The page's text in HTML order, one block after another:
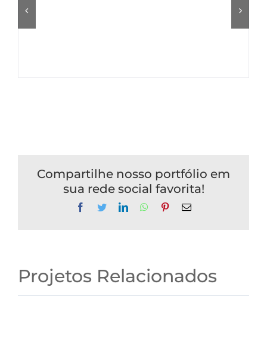
Compartilhe nosso portfólio em
sua rede social favorita!
Facebook
TwitterLinkedInWhatsApp
Pinterest
E-
Projetos Relacionados